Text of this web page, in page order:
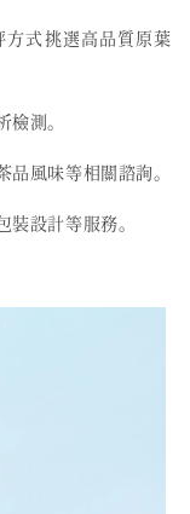
式挑選高品質原葉
測。
風味等相關諮詢。
設計等服務。